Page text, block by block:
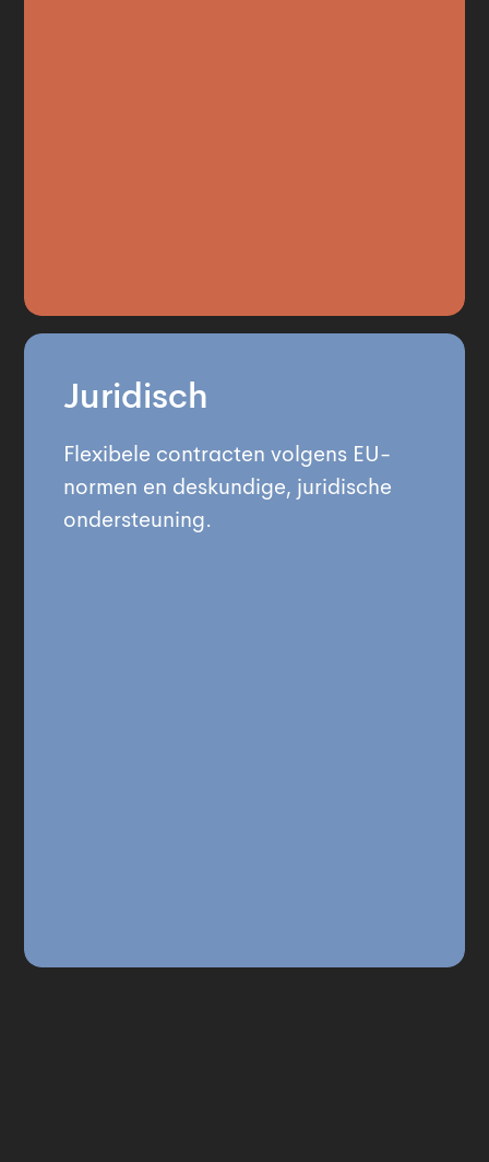
Juridisch
Flexibele contracten volgens EU-
normen en deskundige, juridische
ondersteuning.